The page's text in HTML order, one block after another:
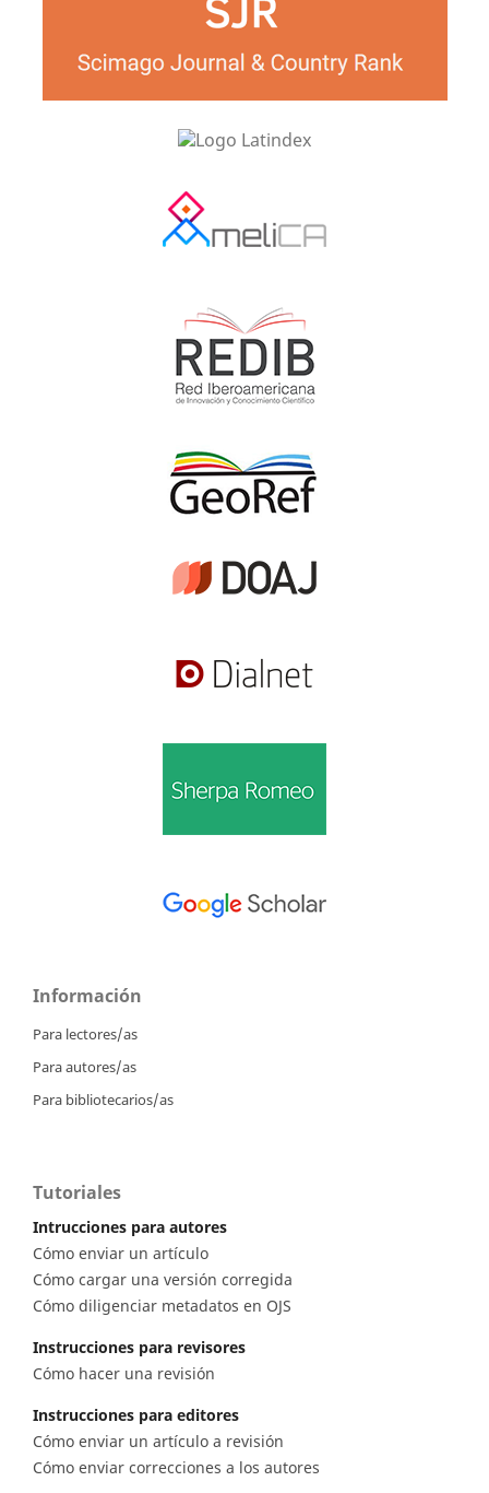
Información
Para lectores/as
Para autores/as
Para bibliotecarios/as
Tutoriales
Intrucciones para autores
Cómo enviar un artículo
Cómo cargar una versión corregida
Cómo diligenciar metadatos en OJS
Instrucciones para revisores
Cómo hacer una revisión
Instrucciones para editores
Cómo enviar un artículo a revisión
Cómo enviar correcciones a los autores